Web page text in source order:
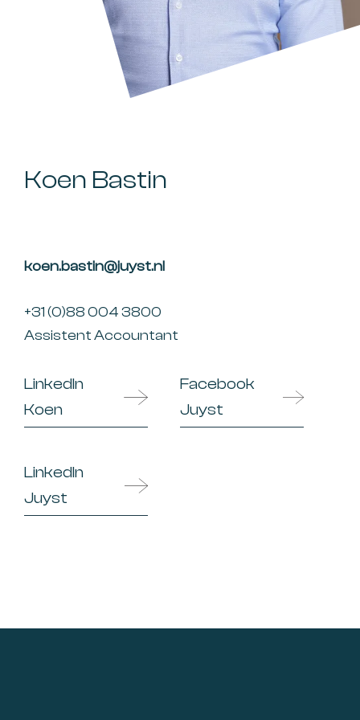
Koen Bastin
koen.bastin@juyst.nl
+31 (0)88 004 3800
Assistent Accountant
LinkedIn
Koen
LinkedIn
Juyst
Facebook
Juyst